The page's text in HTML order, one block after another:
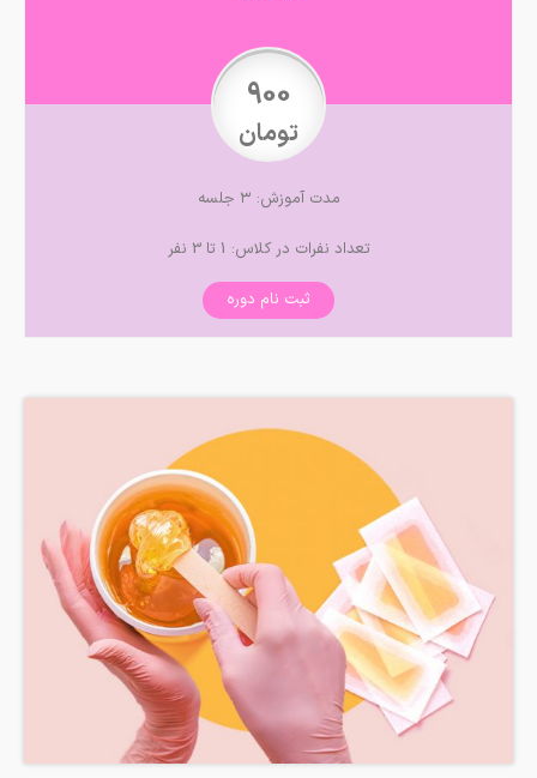
900
تومان
مدت آموزش: ۳ جلسه
تعداد نفرات در کلاس: 1 تا 3 نفر
ثبت نام دوره